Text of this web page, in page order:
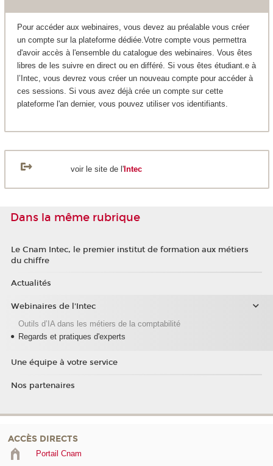
Pour accéder aux webinaires, vous devez au préalable vous créer
un compte sur la plateforme dédiée.Votre compte vous permettra
d'avoir accès à l'ensemble du catalogue des webinaires. Vous êtes
libres de les suivre en direct ou en différé. Si vous êtes étudiant.e à
l’Intec, vous devrez vous créer un nouveau compte pour accéder à
ces sessions. Si vous avez déjà crée un compte sur cette
plateforme l'an dernier, vous pouvez utiliser vos identifiants.
voir le site de l' Intec
Dans la même rubrique
Le Cnam Intec, le premier institut de formation aux métiers
du chiffre
Actualités
Webinaires de l'Intec
Outils d’IA dans les métiers de la comptabilité
Regards et pratiques d'experts
Une équipe à votre service
Nos partenaires
ACCÈS DIRECTS
Portail Cnam